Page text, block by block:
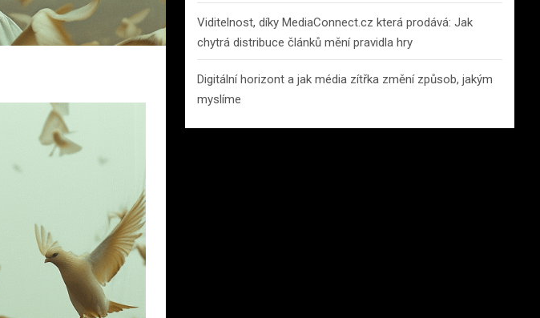
Viditelnost, díky MediaConnect.cz která prodává: Jak
chytrá distribuce článků mění pravidla hry
Digitální horizont a jak média zítřka změní způsob, jakým
myslíme